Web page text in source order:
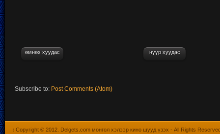
өмнөх хуудас нүүр хуудас
Subscribe to: Post Comments (Atom)
: Copyright © 2012. Delgets.com монгол хэлээр кино шууд үзэх - All Rights